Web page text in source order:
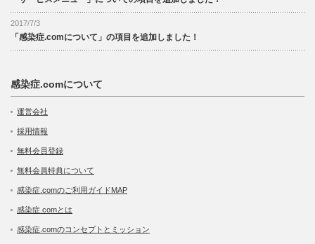
2017/7/3
「感染症.comについて」の項目を追加しました！
感染症.comについて
運営会社
採用情報
無料会員登録
無料会員特典について
感染症.comのご利用ガイドMAP
感染症.comとは
感染症.comのコンセプトとミッション